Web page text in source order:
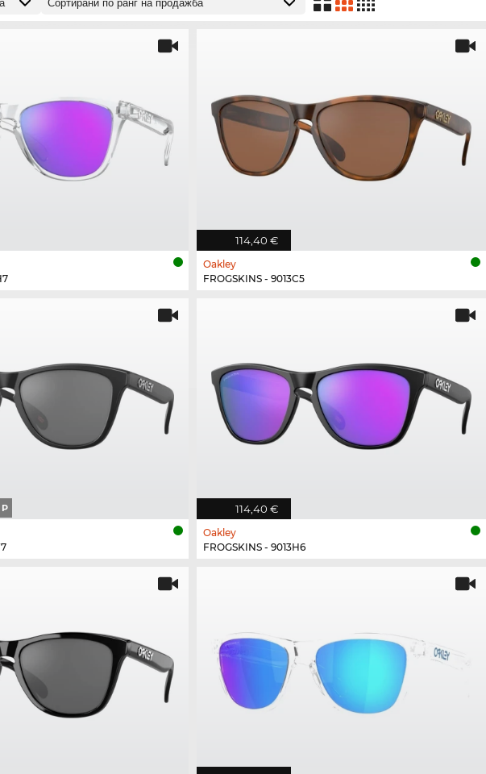
114,40 €
Oakley
FROGSKINS - 9013C5
P 114,40 €
Oakley
FROGSKINS - 9013H6